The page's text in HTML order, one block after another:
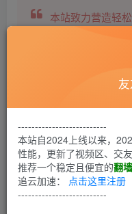
本站致力营造轻
另有小说阅读站
第1回
第一次看《我是特种兵
己不怎么样的文笔也尝
--------------------------
本站自2024上线以来，
性能，更新了视频区、交
推荐一个稳定且便宜的翻
追云加速： 点击这里注册
--------------------------